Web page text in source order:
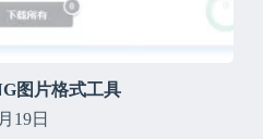
图片格式工具
19日